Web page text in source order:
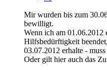
Mir wurden bis zum
bewilligt.
Wenn ich am 01.06.2012
Hilfsbedürftigkeit
03.07.2012 erhalte -
Oder gilt hier auch das